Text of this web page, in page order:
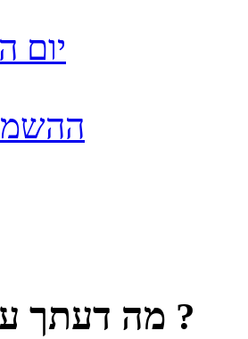
יום
מה דעתך ?